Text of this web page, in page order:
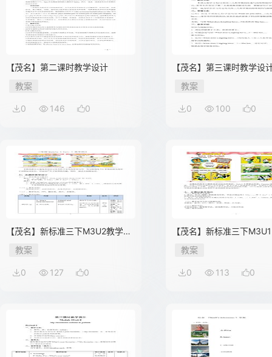
【茂名】第二课时教学设计
教案
0 146 0
【茂名】第三课时教学设
教案
0 100 0
【茂名】新标准三下M3U2教学设
计（第三课时）新
教案
0 127 0
【茂名】新标准三下
课时）教学设计
教案
0 113 0